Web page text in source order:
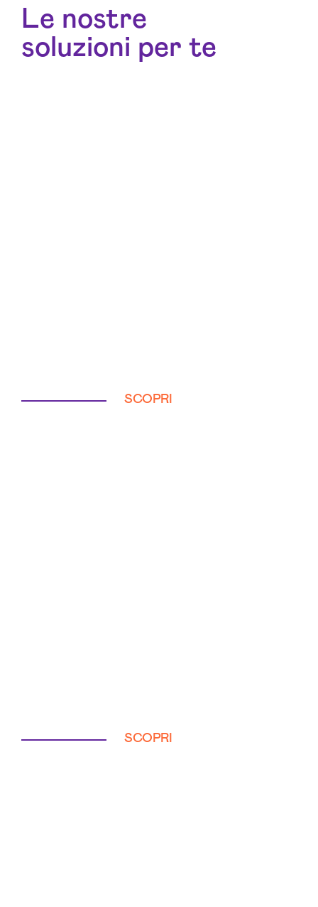
Le nostre
soluzioni per te
SCOPRI
SCOPRI